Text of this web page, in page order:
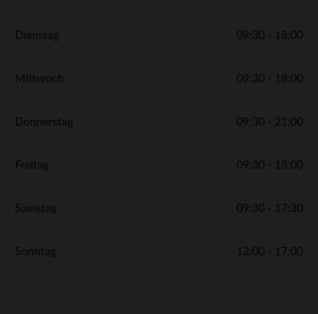
Dienstag 09:30 - 18:00
Mittwoch 09:30 - 18:00
Donnerstag 09:30 - 21:00
Freitag 09:30 - 18:00
Samstag 09:30 - 17:30
Sonntag 12:00 - 17:00